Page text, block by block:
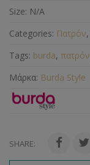
Size: N/A
Categories: Πατρόν,
Tags: burda, πατρόν
Μάρκα: Burda Style
SHARE: